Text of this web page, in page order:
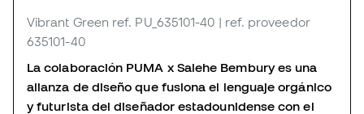
Vibrant Green ref. PU_635101-40 | ref. proveedor
635101-40
La colaboración PUMA x Salehe Bembury es una
alianza de diseño que fusiona el lenguaje orgánico
y futurista del diseñador estadounidense con el